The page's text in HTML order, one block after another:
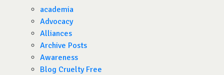
academia
Advocacy
Alliances
Archive Posts
Awareness
Blog Cruelty Free